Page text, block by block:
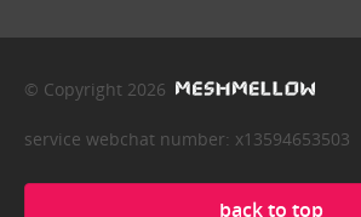
© Copyright 2026
service webchat number: x13594653503
back to top